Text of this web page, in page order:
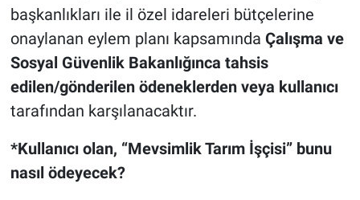
başkanlıkları ile il özel idareleri bütçelerine
onaylanan eylem planı kapsamında Çalışma ve
Sosyal Güvenlik Bakanlığınca tahsis
edilen/gönderilen ödeneklerden veya kullanıcı
tarafından karşılanacaktır.
*Kullanıcı olan, “Mevsimlik Tarım İşçisi” bunu
nasıl ödeyecek?